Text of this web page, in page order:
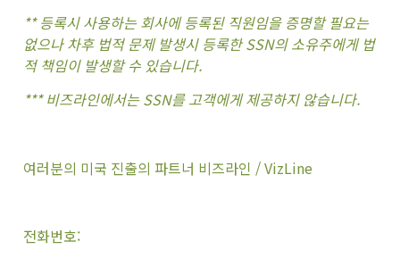
** 등록시 사용하는 회사에 등록된 직원임을 증명할 필요는
없으나 차후 법적 문제 발생시 등록한 SSN의 소유주에게 법
적 책임이 발생할 수 있습니다.
*** 비즈라인에서는 SSN를 고객에게 제공하지 않습니다.
여러분의 미국 진출의 파트너 비즈라인 / VizLine
전화번호: